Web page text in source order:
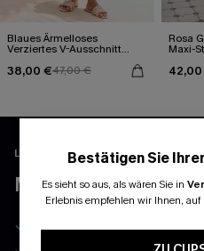
Blaues Ärmelloses
Verziertes V-Ausschnitt
38,00 €47,00 €
Rosa
Maxi-
LADEN UND FREISCHALTEN
MEHR ERLEBEN
Bestätigen Sie
Es sieht so aus, als wären Sie in
Erlebnis empfehlen wir Ihnen,